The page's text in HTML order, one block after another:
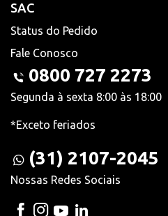
SAC
Status do Pedido
Fale Conosco
0800 727 2273
Segunda à sexta 8:00 às 18:00
*Exceto feriados
(31) 2107-2045
Nossas Redes Sociais